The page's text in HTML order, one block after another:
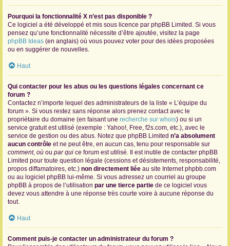
Pourquoi la fonctionnalité X n’est pas disponible ?
Ce logiciel a été développé et mis sous licence par phpBB Limited. Si vous
pensez qu’une fonctionnalité nécessite d’être ajoutée, visitez la page
phpBB Ideas (en anglais) où vous pouvez voter pour des idées proposées
ou en suggérer de nouvelles.
Haut
Qui contacter pour les abus ou les questions légales concernant ce
forum ?
Contactez n’importe lequel des administrateurs de la liste « L’équipe du
forum ». Si vous restez sans réponse alors prenez contact avec le
propriétaire du domaine (en faisant une recherche sur whois) ou si un
service gratuit est utilisé (exemple : Yahoo!, Free, f2s.com, etc.), avec le
service de gestion ou des abus. Notez que phpBB Limited n’a absolument
aucun contrôle et ne peut être, en aucun cas, tenu pour responsable sur
comment, où ou par qui ce forum est utilisé. Il est inutile de contacter phpBB
Limited pour toute question légale (cessions et désistements, responsabilité,
propos diffamatoires, etc.) non directement liée au site Internet phpbb.com
ou au logiciel phpBB lui-même. Si vous adressez un courriel au groupe
phpBB à propos de l’utilisation par une tierce partie de ce logiciel vous
devez vous attendre à une réponse très courte voire à aucune réponse du
tout.
Haut
Comment puis-je contacter un administrateur du forum ?